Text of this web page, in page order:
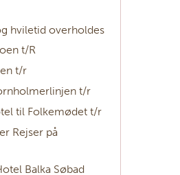
hviletid overholdes
t/R
t/r
t/r
til Folkemødet t/r
Rejser på
Balka Søbad